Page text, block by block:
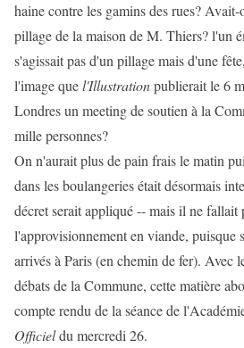
haine contre les gamins des rues?
pillage de la maison de M. Thiers? l'un
s'agissait pas d'un pillage mais d'une
l'image quel'Illustrationpublierait le 6
Londres un meeting de soutien à la
mille personnes?
On n'aurait plus de pain frais le matin
dans les boulangeries était désormais
décret serait appliqué -- mais il ne fallait
l'approvisionnement en viande, puisque
arrivés à Paris (en chemin de fer). Avec
débats de la Commune, cette matière
compte rendu de la séance de
Officieldu mercredi 26.